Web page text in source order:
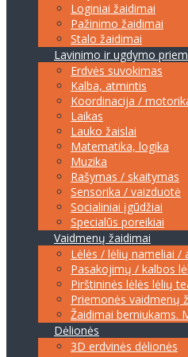
Loginiai žaidimai
Pažinimo žaidimai
Stalo žaidimai
Lavinimo ir ugdymo
Erdvės suvokimas
Kalba, atmintis
Koordinacija /
Laikas
Lauko žaislai
Matematika, logika
Muzika
Rašymas / skaitymas
Sensorika / vaizduotė
Socialiniai įgūdžiai
Specialūs poreikiai
Vaidmenų žaidimai
Lėlės / lėlių nameliai /
Pasakojimų / kalbos
Pirštininės lėlės lėlių
Priemonės vaidmenų
Žaidimai berniukams.
Dėlionės
3D erdvinės dėlionės